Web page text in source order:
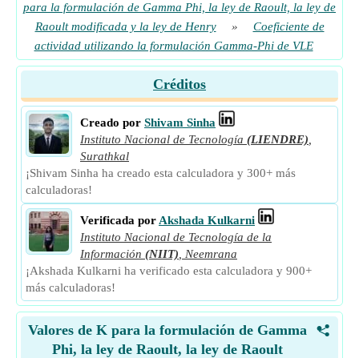
para la formulación de Gamma Phi, la ley de Raoult, la ley de
Raoult modificada y la ley de Henry
»
Coeficiente de
actividad utilizando la formulación Gamma-Phi de VLE
Créditos
Creado por Shivam Sinha
Instituto Nacional de Tecnología (LIENDRE)
Surathkal
¡Shivam Sinha ha creado esta calculadora y 300+ más
calculadoras!
Verificada por Akshada Kulkarni
Instituto Nacional de Tecnología de la
Información (NIIT)
Neemrana
¡Akshada Kulkarni ha verificado esta calculadora y 900+
más calculadoras!
<
Valores de K para la formulación de Gamma
Phi, la ley de Raoult, la ley de Raoult